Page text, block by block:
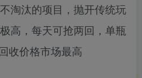
淘汰的项目，抛开传统玩
高，每天可抢两回，单瓶
收价格市场最高